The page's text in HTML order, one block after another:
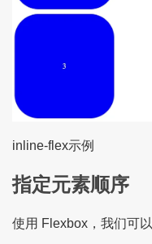
inline-flex示例
指定元素顺序
使用 Flexbox，我们可以